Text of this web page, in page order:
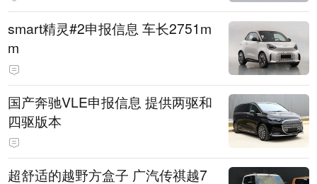
smart精灵#2申报信息 车长2751m
m
国产奔驰VLE申报信息 提供两驱和
四驱版本
超舒适的越野方盒子 广汽传祺越7